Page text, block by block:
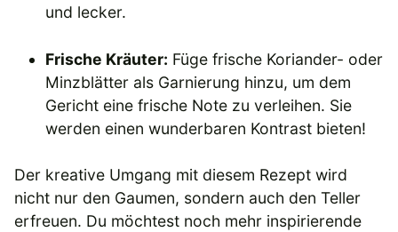
und lecker.
Frische Kräuter: Füge frische Koriander- oder
Minzblätter als Garnierung hinzu, um dem
Gericht eine frische Note zu verleihen. Sie
werden einen wunderbaren Kontrast bieten!
Der kreative Umgang mit diesem Rezept wird
nicht nur den Gaumen, sondern auch den Teller
erfreuen. Du möchtest noch mehr inspirierende